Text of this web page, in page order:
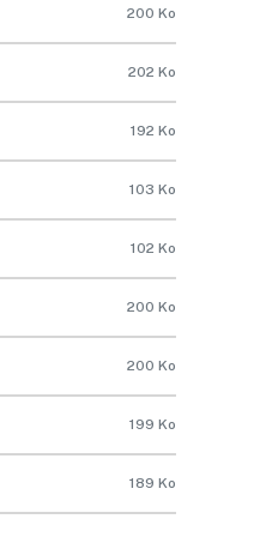
200 Ko
202 Ko
192 Ko
103 Ko
102 Ko
200 Ko
200 Ko
199 Ko
189 Ko